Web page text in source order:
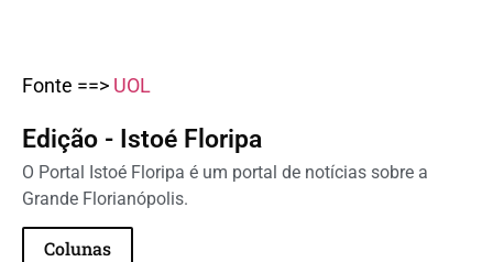
Fonte ==> UOL
Edição - Istoé Floripa
O Portal Istoé Floripa é um portal de notícias sobre a
Grande Florianópolis.
Colunas